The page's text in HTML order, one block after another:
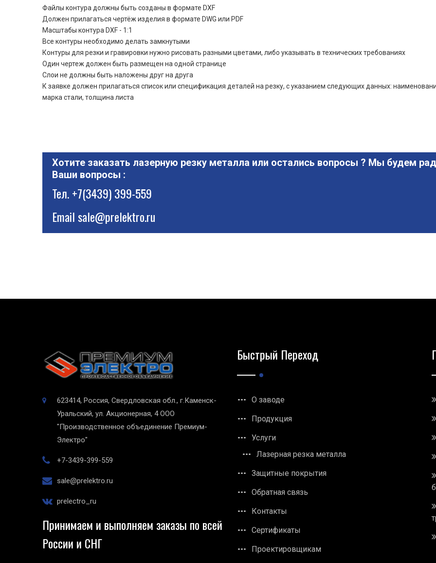
Файлы контура должны быть созданы в формате DXF
Должен прилагаться чертёж изделия в формате DWG или PDF
Масштабы контура DXF - 1:1
Все контуры необходимо делать замкнутыми
Контуры для резки и гравировки нужно рисовать разными цветами, либо указывать в технических требованиях
Один чертеж должен быть размещен на одной странице
Cлои не должны быть наложены друг на друга
К заявке должен прилагаться список или спецификация деталей на резку, с указанием следующих данных:
марка стали, толщина листа
Хотите заказать лазерную резку металла или остались вопросы ? Мы будем
Ваши вопросы :
Тел.+7(3439) 399-559
Emailsale@prelektro.ru
623414, Россия, Свердловская обл., г.Каменск-
Уральский, ул. Акционерная, 4 ООО
"Производственное объединение Премиум-
Электро"
+7-3439-399-559
sale@prelektro.ru
prelectro_ru
Принимаем и выполняем заказы по всей
России и СНГ
Быстрый Переход
О заводе
Продукция
Услуги
Лазерная резка металла
Защитные покрытия
Обратная связь
Контакты
Сертификаты
Проектировщикам